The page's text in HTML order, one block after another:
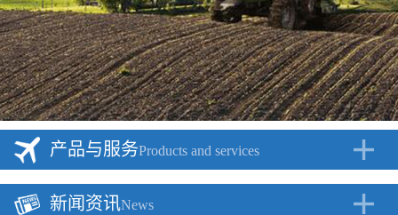
产品与服务Products and services
新闻资讯News